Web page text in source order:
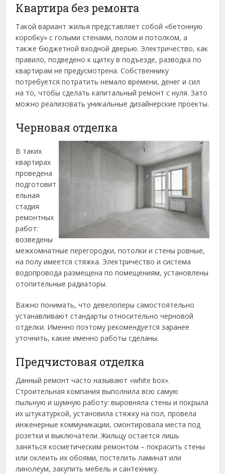
Квартира без ремонта
Такой вариант жилья представляет собой «бетонную
коробку» с голыми стенами, полом и потолком, а
также бюджетной входной дверью. Электричество, как
правило, подведено к щитку в подъезде, разводка по
квартирам не предусмотрена. Собственнику
потребуется потратить немало времени, денег и сил
на то, чтобы сделать капитальный ремонт с нуля. Зато
можно реализовать уникальные дизайнерские проекты.
Черновая отделка
В таких
квартирах
проведена
подготовит
ельная
стадия
ремонтных
работ:
возведены
межкомнатные перегородки, потолки и стены ровные,
на полу имеется стяжка. Электричество и система
водопровода размещена по помещениям, установлены
отопительные радиаторы.
Важно понимать, что девелоперы самостоятельно
устанавливают стандарты относительно черновой
отделки. Именно поэтому рекомендуется заранее
уточнить, какие именно работы сделаны.
Предчистовая отделка
Данный ремонт часто называют «white box».
Строительная компания выполнила всю самую
пыльную и шумную работу: выровняла стены и покрыла
их штукатуркой, установила стяжку на пол, провела
инженерные коммуникации, смонтировала места под
розетки и выключатели. Жильцу остается лишь
заняться косметическим ремонтом – покрасить стены
или оклеить их обоями, постелить ламинат или
линолеум, закупить мебель и сантехнику.